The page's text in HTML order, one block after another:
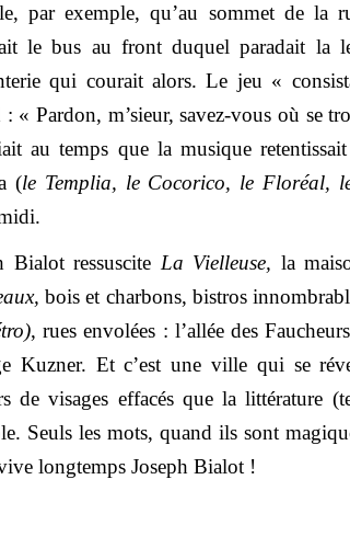
par exemple, qu’au sommet de la
le bus au front duquel paradait la
qui courait alors. Le jeu «
: « Pardon, m’sieur, savez-vous où se
au temps que la musique
(le Templia, le Cocorico, le Floréal,
Bialot ressuscite La Vielleuse, la
bois et charbons, bistros
, rues envolées : l’allée des
Kuzner. Et c’est une ville qui se
de visages effacés que la littérature
Seuls les mots, quand ils sont
longtemps Joseph Bialot !